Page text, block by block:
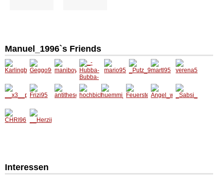
Manuel_1996`s Friends
Interessen